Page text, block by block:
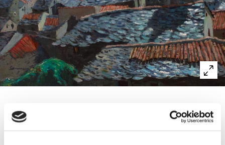
Joaquim Mir, de qui fou deixeble, així com de l’Escola de
La Llotja, de la qual fou catedràtic. El paisatge